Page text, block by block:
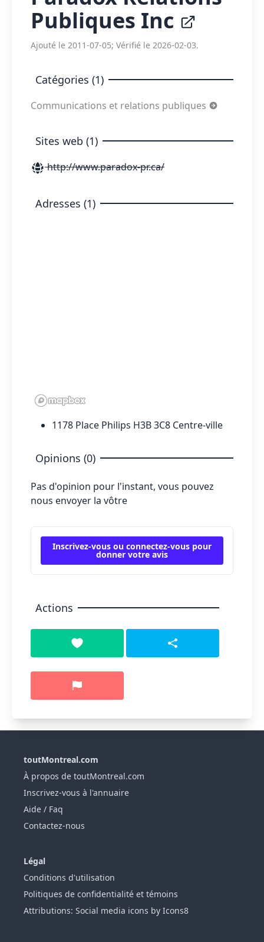
Publiques Inc
Ajouté le 2011-07-05; Vérifié le 2026-02-03.
Catégories (1)
Communications et relations publiques
Sites web (1)
http://www.paradox-pr.ca/
Adresses (1)
1178 Place Philips H3B 3C8 Centre-ville
Opinions (0)
Pas d'opinion pour l'instant, vous pouvez
nous envoyer la vôtre
Inscrivez-vous ou connectez-vous pour
donner votre avis
Actions
toutMontreal.com
À propos de toutMontreal.com
Inscrivez-vous à l'annuaire
Aide / Faq
Contactez-nous
Légal
Conditions d'utilisation
Politiques de confidentialité et témoins
Attributions: Social media icons by Icons8